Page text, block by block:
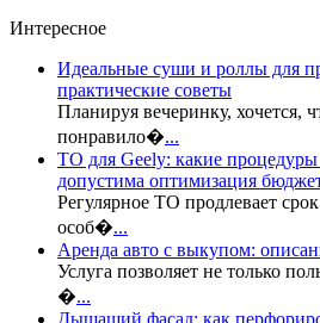
Интересное
Идеальные суши и роллы для
практические советы
Планируя вечеринку, хочется,
понравило�...
ТО для Geely: какие
допустима оптимизация
Регулярное ТО продлевает
особ�...
Аренда авто с выкупом:
Услуга позволяет не только
�...